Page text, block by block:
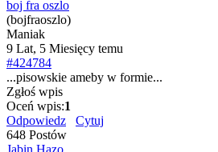
boj fra oszlo
(bojfraoszlo)
Maniak
9 Lat, 5 Miesięcy temu
#424784
...pisowskie ameby w formie...
Zgłoś wpis
Oceń wpis:1
Odpowiedz
Cytuj
648 Postów
Jabin Hazo